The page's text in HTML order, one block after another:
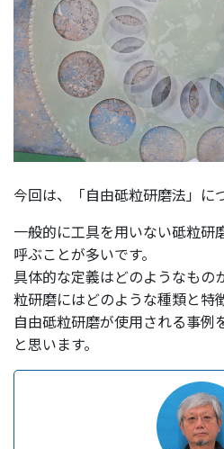
今回は、「自由砥粒研磨法」に
一般的に工具を用いない砥粒研
呼ぶことが多いです。
具体的な定義はどのようなもの
粒研磨にはどのような種類と特
自由砥粒研磨が使用される事例
と思います。